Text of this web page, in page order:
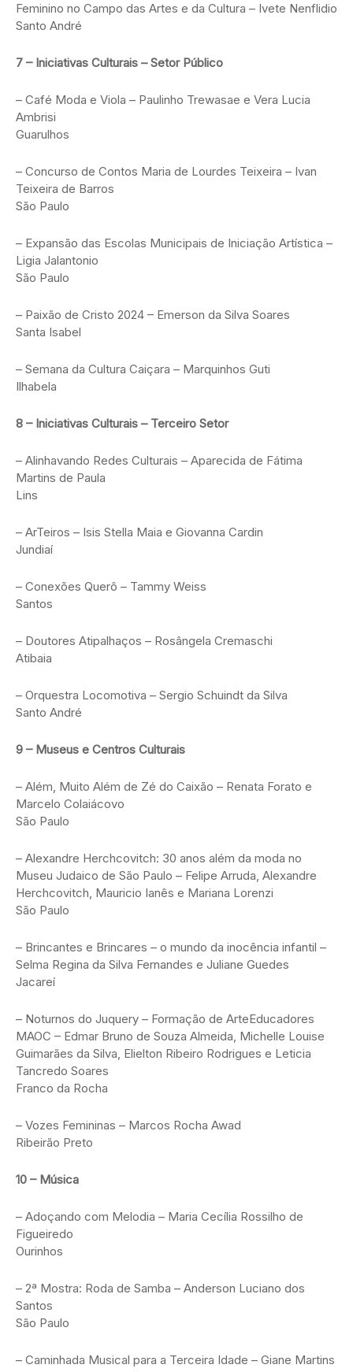
Feminino no Campo das Artes e da Cultura – Ivete Nenflidio
Santo André
7 – Iniciativas Culturais – Setor Público
– Café Moda e Viola – Paulinho Trewasae e Vera Lucia
Ambrisi
Guarulhos
– Concurso de Contos Maria de Lourdes Teixeira – Ivan
Teixeira de Barros
São Paulo
– Expansão das Escolas Municipais de Iniciação Artística –
Ligia Jalantonio
São Paulo
– Paixão de Cristo 2024 – Emerson da Silva Soares
Santa Isabel
– Semana da Cultura Caiçara – Marquinhos Guti
Ilhabela
8 – Iniciativas Culturais – Terceiro Setor
– Alinhavando Redes Culturais – Aparecida de Fátima
Martins de Paula
Lins
– ArTeiros – Isis Stella Maia e Giovanna Cardin
Jundiaí
– Conexões Querô – Tammy Weiss
Santos
– Doutores Atipalhaços – Rosângela Cremaschi
Atibaia
– Orquestra Locomotiva – Sergio Schuindt da Silva
Santo André
9 – Museus e Centros Culturais
– Além, Muito Além de Zé do Caixão – Renata Forato e
Marcelo Colaiácovo
São Paulo
– Alexandre Herchcovitch: 30 anos além da moda no
Museu Judaico de São Paulo – Felipe Arruda, Alexandre
Herchcovitch, Mauricio Ianês e Mariana Lorenzi
São Paulo
– Brincantes e Brincares – o mundo da inocência infantil –
Selma Regina da Silva Fernandes e Juliane Guedes
Jacareí
– Noturnos do Juquery – Formação de ArteEducadores
MAOC – Edmar Bruno de Souza Almeida, Michelle Louise
Guimarães da Silva, Elielton Ribeiro Rodrigues e Leticia
Tancredo Soares
Franco da Rocha
– Vozes Femininas – Marcos Rocha Awad
Ribeirão Preto
10 – Música
– Adoçando com Melodia – Maria Cecília Rossilho de
Figueiredo
Ourinhos
– 2ª Mostra: Roda de Samba – Anderson Luciano dos
Santos
São Paulo
– Caminhada Musical para a Terceira Idade – Giane Martins